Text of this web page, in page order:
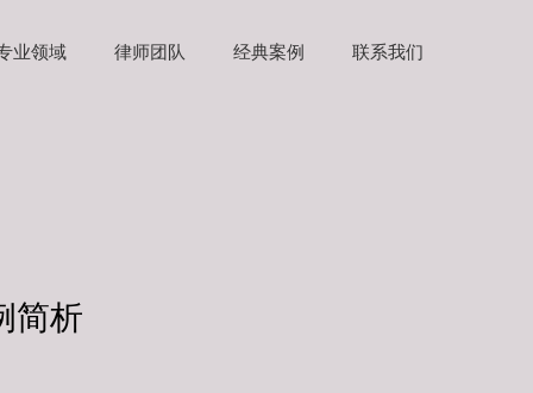
业领域 律师团队 经典案例 联系我们
简析